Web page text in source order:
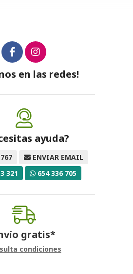
en las redes!
ayuda?
ENVIAR EMAIL
321
654 336 705
gratis*
condiciones